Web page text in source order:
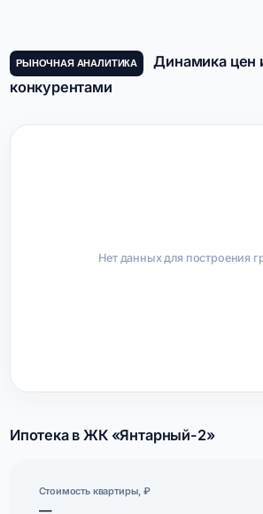
РЫНОЧНАЯ АНАЛИТИКА
Динамика цен
конкурентами
Нет данных для построения
Ипотека в ЖК «Янтарный-2»
Стоимость квартиры, ₽
—